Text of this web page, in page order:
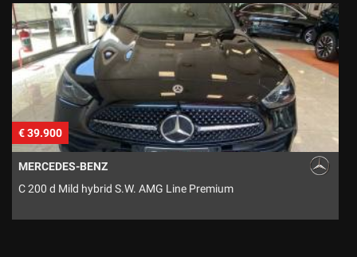
€ 39.900
MERCEDES-BENZ
C 200 d Mild hybrid S.W. AMG Line Premium